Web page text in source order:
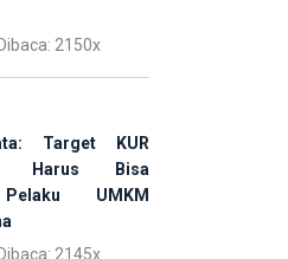
2150x
Target KUR
Harus Bisa
UMKM
2145x